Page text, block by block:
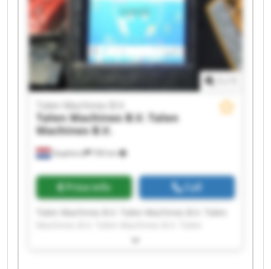
Staphorst 700 km
Talen Machines B.V.
Talen Machines B.V. Talen
Machines B.V.
Price info Call
Talen Machines B.V. Talen Machines B.V. Talen
Machines B.V. Talen Machines B.V. Talen